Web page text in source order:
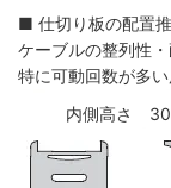
■ 仕切り板の配置
ケーブルの整列性
特に可動回数が多
内側高さ 30